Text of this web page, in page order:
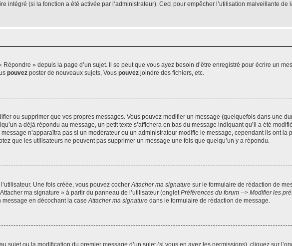
intégré (si la fonction a été activée par l’administrateur). Ceci pour empêcher l’utilisation malveillante de
» depuis la page d’un sujet. Il se peut que vous ayez besoin d’être enregistré pour écrire un
pouvez poster de nouveaux sujets, Vous pouvez joindre des fichiers, etc.
ou supprimer que vos propres messages. Vous pouvez modifier un message (quelquefois dans une
a déjà répondu au message, un petit texte s’affichera en bas du message indiquant qu’il a été
n’apparaîtra pas si un modérateur ou un administrateur modifie le message, cependant ils ont la
que les utilisateurs ne peuvent pas supprimer un message une fois que quelqu’un y a répondu.
Une fois créée, vous pouvez cocherAttacher ma signature sur le formulaire de rédaction de
ma signature » à partir du panneau de l’utilisateur (ongletPréférences du forum --> Modifier les
message en décochant la caseAttacher ma signature dans le formulaire de rédaction de message.
sujet ou la modification du premier message d’un sujet (si vous en avez les permissions), cliquez sur